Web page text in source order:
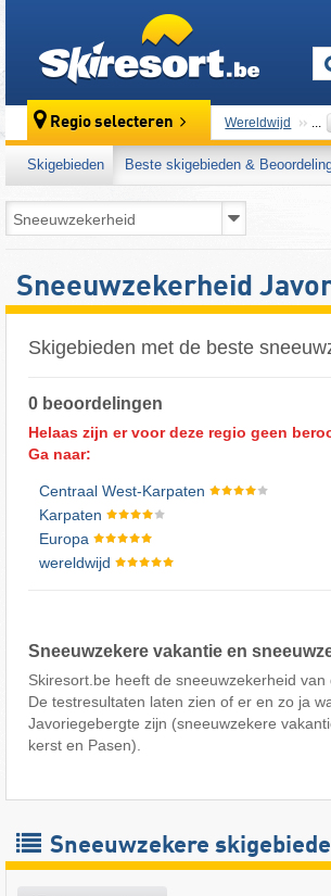
Regio selecteren Wereldwijd ...
Skigebieden Beste skigebieden &
Sneeuwzekerheid
Skigebieden met de beste
0 beoordelingen
Helaas zijn er voor deze regio geen
Ga naar:
Centraal West-Karpaten
Karpaten
Europa
wereldwijd
Sneeuwzekere vakantie en
Skiresort.be heeft de sneeuwzekerheid
De testresultaten laten zien of er en zo ja
Javoriegebergte zijn (sneeuwzekere
kerst en Pasen).
Sneeuwzekere